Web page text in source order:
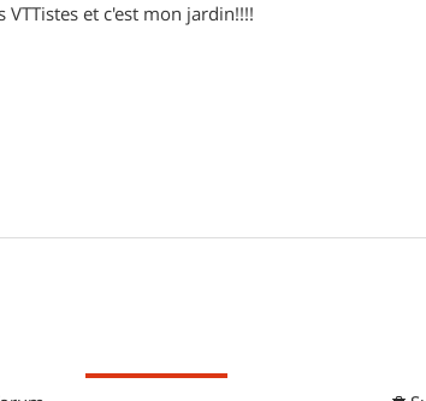
VTTistes et c'est mon jardin!!!!